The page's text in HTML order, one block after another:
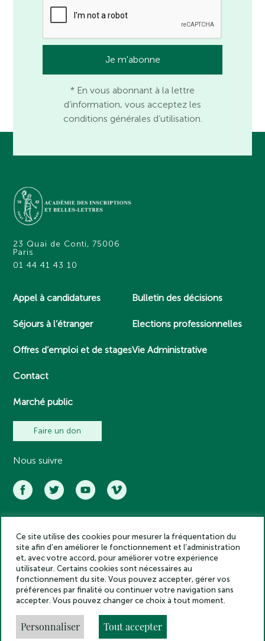
* En vous abonnant à la lettre
d’information, vous acceptez les
conditions générales d’utilisation.
23 Quai de Conti, 75006
Paris
01 44 41 43 10
Appel à candidatures
Séjours à l’étranger
Offres d’emploi et de stages
Contact
Marché public
Bulletin des décisions
Elections professionnelles
Vie Administrative
Faire un don
Nous suivre
Académie des inscriptions et belles lettres – Tous droits réservés
2025
Politique de confidentialité
Mentions légales
Crédits
Gestion des cookies
Made by
Ce site utilise des cookies pour mesurer la fréquentation du
site afin d’en améliorer le fonctionnement et l’administration
et, avec votre accord, pour améliorer votre expérience
utilisateur. Certains cookies sont nécessaires au
fonctionnement du site. Vous pouvez accepter, gérer vos
préférences par finalité ou continuer votre navigation sans
accepter. Vous pouvez changer ce choix à tout moment.
Personnaliser Tout accepter